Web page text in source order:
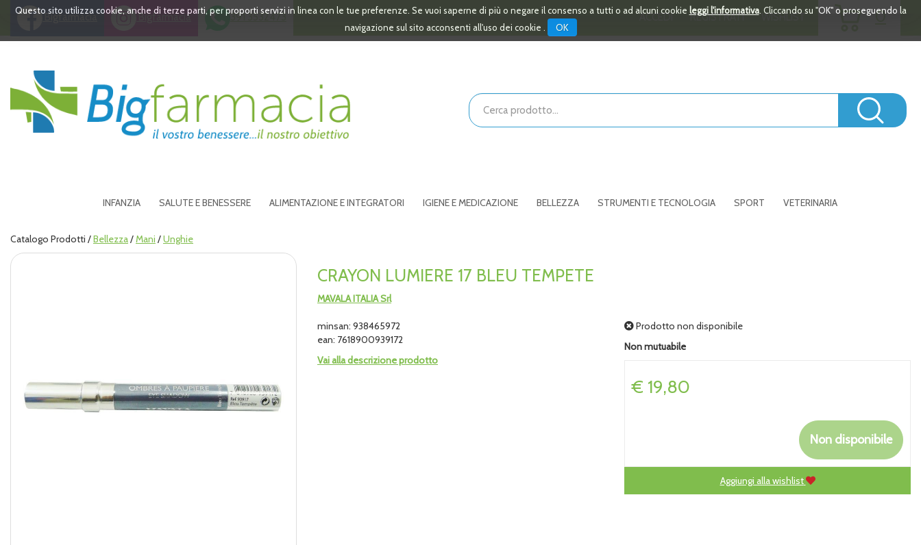
PassaQuesto sito utilizza cookie, anche di terze parti, per proporti servizi in linea con le tue preferenze. Se vuoi saperne di più o negare il consenso a tutti o ad alcuni cookie leggi l'informativa. Cliccando su "OK" o proseguendo la
navigazione sul sito acconsenti all'uso dei cookie .
OK
Bigfarmacia Bigfarmacia 391 3532473 ACCEDI REGISTRATI WISHLIST 0
ARTICOLI
Bigfarmacia
Cerca
Prodotto
INFANZIA SALUTE E BENESSERE ALIMENTAZIONE E INTEGRATORI IGIENE E MEDICAZIONE BELLEZZA STRUMENTI E TECNOLOGIA SPORT VETERINARIA
Catalogo Prodotti /Bellezza/Mani /Unghie
CRAYON LUMIERE 17 BLEU TEMPETE
MAVALA ITALIA Srl
minsan: 938465972
ean: 7618900939172
Vai alla descrizione prodotto
Prodotto non disponibile
Non mutuabile
Prezzo
€ 19,80
Non disponibile
Aggiungi alla wishlist